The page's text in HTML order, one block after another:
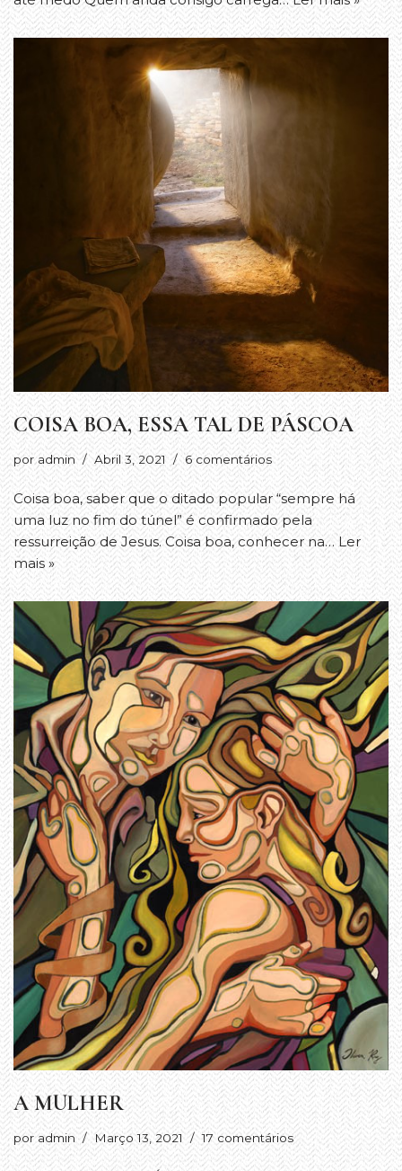
COISA BOA, ESSA TAL DE PÁSCOA
poradmin Abril 3, 2021 6 comentários
Coisa boa, saber que o ditado popular “sempre há
uma luz no fim do túnel” é confirmado pela
ressurreição de Jesus. Coisa boa, conhecer na… Ler
mais »
A MULHER
por admin Março 13, 2021 17 comentários